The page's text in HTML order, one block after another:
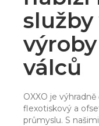
válců
OXXO je
flexotiskový a
průmyslu. S